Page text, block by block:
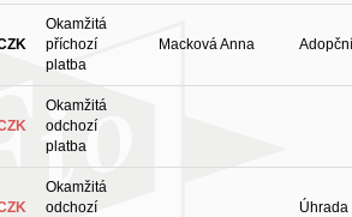
Okamžitá
příchozí
platba
Macková Anna
Okamžitá
odchozí
platba
Okamžitá
odchozí
Úhrada